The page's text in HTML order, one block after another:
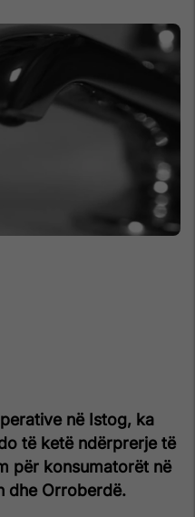
në Istog, ka
të ketë ndërprerje të
për konsumatorët në
dhe Orroberdë.